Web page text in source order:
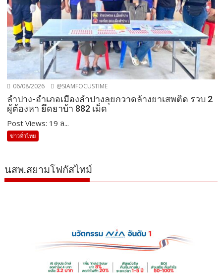
06/08/2026 @SIAMFOCUSTIME
ลำปาง-อำเภอเมืองลำปางลุยกวาดล้างยาเสพติด รวบ 2
ผู้ต้องหา ยึดยาบ้า 882 เม็ด
Post Views: 19 ล...
ข่าวทั่วไทย
นสพ.สยามโฟกัสไทม์